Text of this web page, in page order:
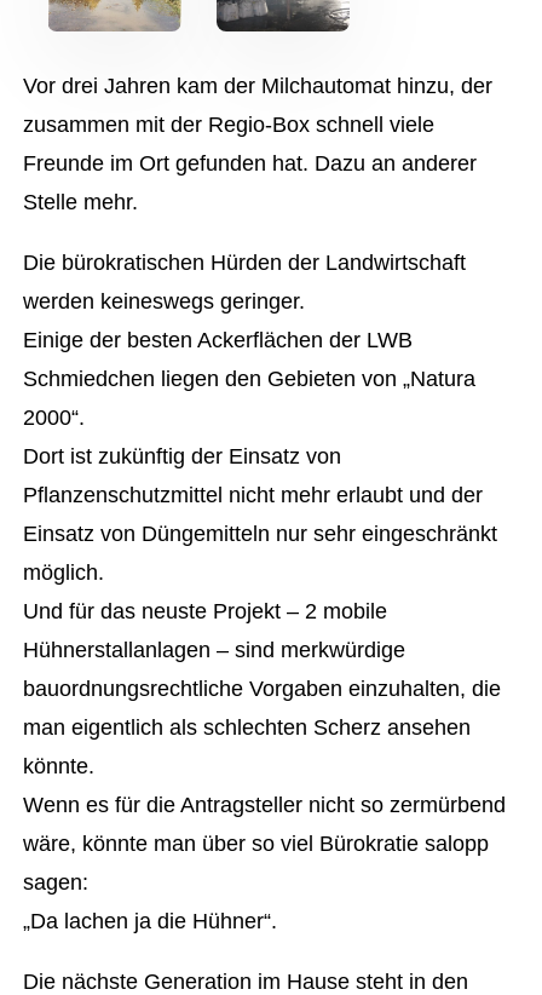
Vor drei Jahren kam der Milchautomat hinzu, der
zusammen mit der Regio-Box schnell viele
Freunde im Ort gefunden hat. Dazu an anderer
Stelle mehr.
Die bürokratischen Hürden der Landwirtschaft
werden keineswegs geringer.
Einige der besten Ackerflächen der LWB
Schmiedchen liegen den Gebieten von „Natura
2000“.
Dort ist zukünftig der Einsatz von
Pflanzenschutzmittel nicht mehr erlaubt und der
Einsatz von Düngemitteln nur sehr eingeschränkt
möglich.
Und für das neuste Projekt – 2 mobile
Hühnerstallanlagen – sind merkwürdige
bauordnungsrechtliche Vorgaben einzuhalten, die
man eigentlich als schlechten Scherz ansehen
könnte.
Wenn es für die Antragsteller nicht so zermürbend
wäre, könnte man über so viel Bürokratie salopp
sagen:
„Da lachen ja die Hühner“.
Die nächste Generation im Hause steht in den